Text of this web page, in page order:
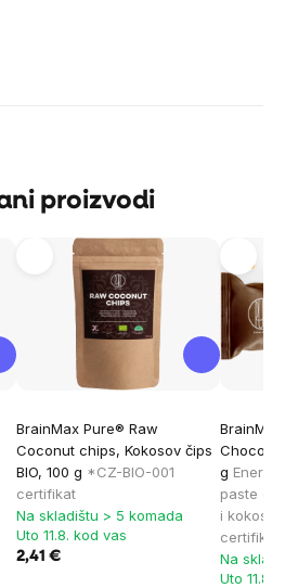
proizvodi
BrainMax Pure® Raw
Coconut chips, Kokosov čips
BIO, 100 g *CZ-BIO-001
certifikat
Na skladištu > 5 komada
Uto 11.8. kod vas
2,41 €
BrainMax
Chocolate
g
paste od
i kokosom
certifikat
Na
Uto 11.8.